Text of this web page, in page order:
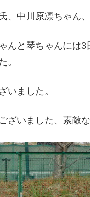
、中川原凛ちゃん
んと琴ちゃんには
。
いました。
ざいました、素敵